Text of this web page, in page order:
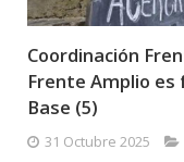
Coordinación
Frente Amplio
Base (5)
31 Octubre 2025